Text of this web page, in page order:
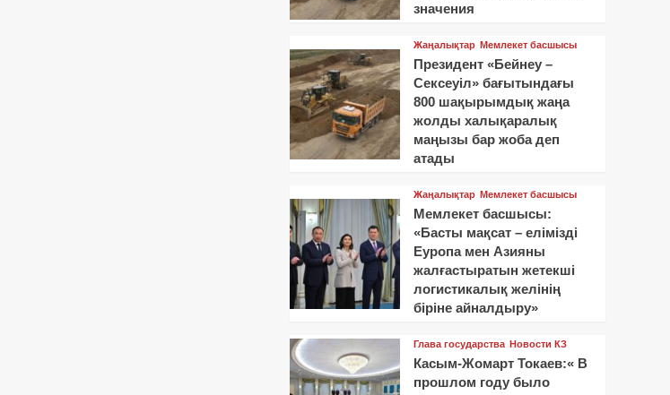
значения
Жаңалықтар Мемлекет басшысы
Президент «Бейнеу –
Сексеуіл» бағытындағы
800 шақырымдық жаңа
жолды халықаралық
маңызы бар жоба деп
атады
Жаңалықтар Мемлекет басшысы
Мемлекет басшысы:
«Басты мақсат – елімізді
Еуропа мен Азияны
жалғастыратын жетекші
логистикалық желінің
біріне айналдыру»
Глава государства Новости КЗ
Касым-Жомарт Токаев:« В
прошлом году было